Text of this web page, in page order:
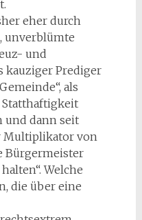
eher durch
unverblümte
und
kauziger Prediger
als
und dann seit
Multiplikator von
Bürgermeister
Welche
die über eine